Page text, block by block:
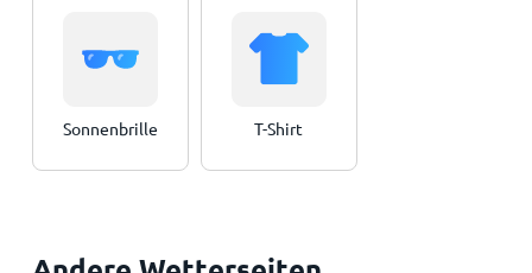
Sonnenbrille T-Shirt